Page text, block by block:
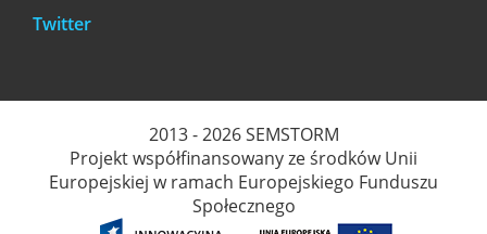
Twitter
2013 - 2026 SEMSTORM
Projekt współfinansowany ze środków Unii
Europejskiej w ramach Europejskiego Funduszu
Społecznego